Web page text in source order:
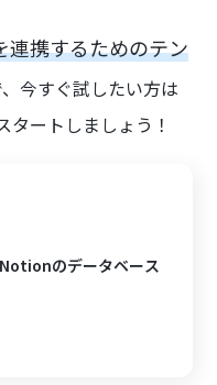
携するためのテン
今すぐ試したい方は
ートしましょう！
のデータベース